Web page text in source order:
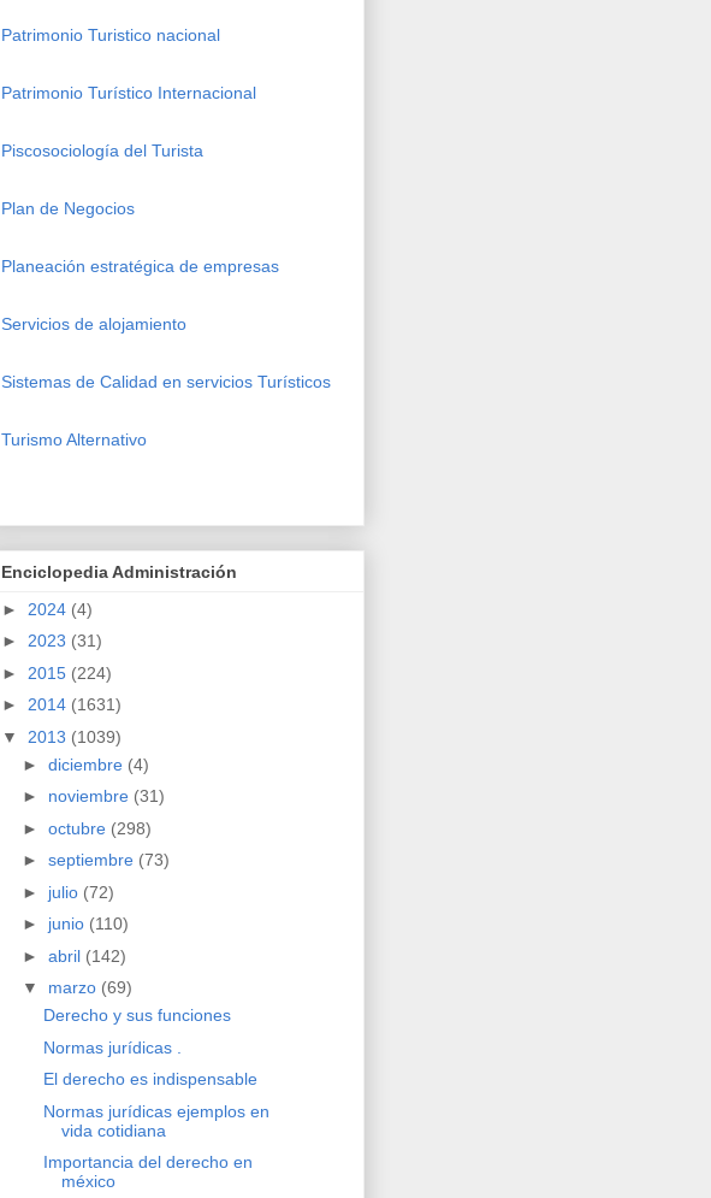
Patrimonio Turistico nacional
Patrimonio Turístico Internacional
Piscosociología del Turista
Plan de Negocios
Planeación estratégica de empresas
Servicios de alojamiento
Sistemas de Calidad en servicios Turísticos
Turismo Alternativo
Enciclopedia Administración
► 2024 (4)
► 2023 (31)
► 2015 (224)
► 2014 (1631)
▼ 2013 (1039)
► diciembre (4)
► noviembre (31)
► octubre (298)
► septiembre (73)
► julio (72)
► junio (110)
► abril (142)
▼ marzo (69)
Derecho y sus funciones
Normas jurídicas .
El derecho es indispensable
Normas jurídicas ejemplos en
vida cotidiana
Importancia del derecho en
méxico